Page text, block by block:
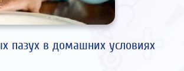
пазух в домашних условиях